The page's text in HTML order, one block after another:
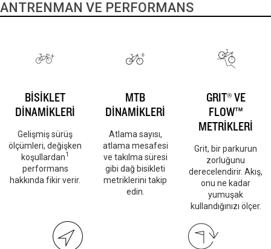
ANTRENMAN VE PERFORMANS
BİSİKLET
DİNAMİKLERİ
Gelişmiş sürüş
ölçümleri, değişken
koşullardan1
performans
hakkında fikir verir.
MTB
DİNAMİKLERİ
Atlama sayısı,
atlama mesafesi
ve takılma süresi
gibi dağ bisikleti
metriklerini takip
edin.
GRIT® VE
FLOW™
METRİKLERİ
Grit, bir parkurun
zorluğunu
derecelendirir. Akış,
onu ne kadar
yumuşak
kullandığınızı ölçer.